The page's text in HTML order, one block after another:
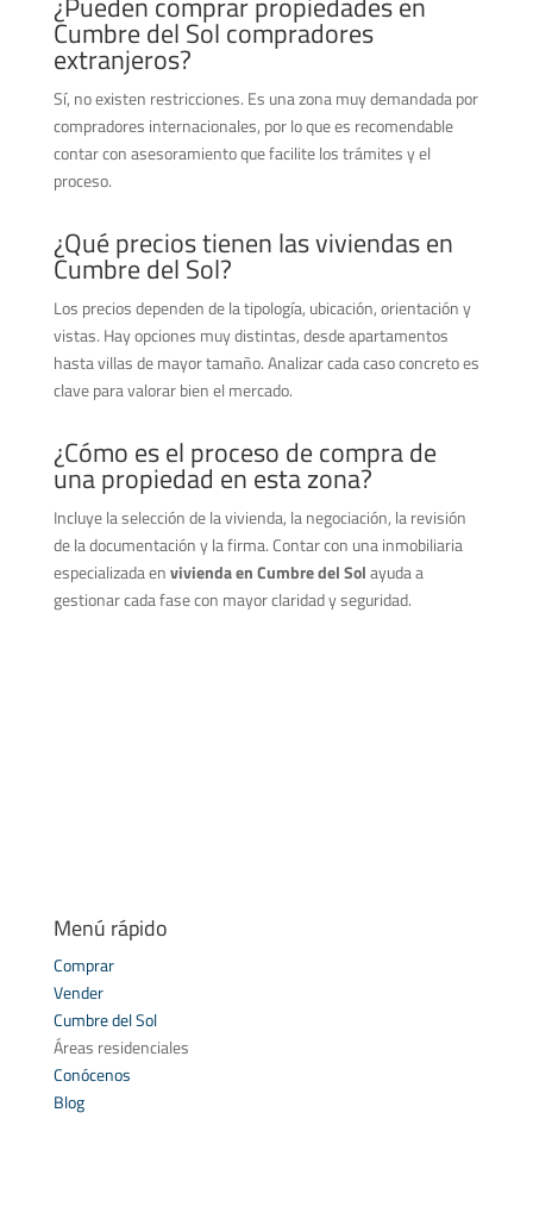
Cumbre del Sol compradores
extranjeros?
Sí, no existen restricciones. Es una zona muy demandada por
compradores internacionales, por lo que es recomendable
contar con asesoramiento que facilite los trámites y el
proceso.
¿Qué precios tienen las viviendas en
Cumbre del Sol?
Los precios dependen de la tipología, ubicación, orientación y
vistas. Hay opciones muy distintas, desde apartamentos
hasta villas de mayor tamaño. Analizar cada caso concreto es
clave para valorar bien el mercado.
¿Cómo es el proceso de compra de
una propiedad en esta zona?
Incluye la selección de la vivienda, la negociación, la revisión
de la documentación y la firma. Contar con una inmobiliaria
especializada envivienda en Cumbre del Solayuda a
gestionar cada fase con mayor claridad y seguridad.
Menú rápido
Comprar
Vender
Cumbre del Sol
Áreas residenciales
Conócenos
Blog